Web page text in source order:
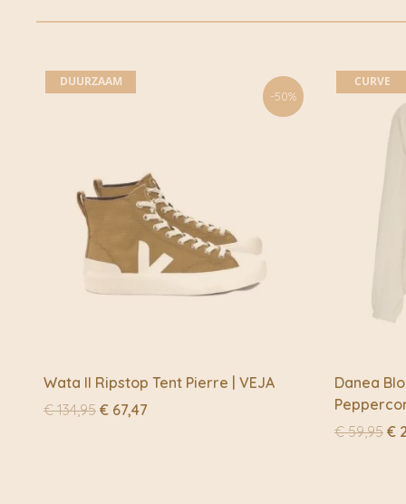
-50%
DUURZAAM
Wata II Ripstop Tent Pierre | VEJA
€134,95 Oorspronkelijke
€ 67,47
CURVE
Danea
€59,95 €